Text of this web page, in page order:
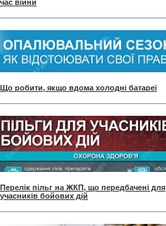
час війни
Що робити, якщо вдома холодні батареї
Перелік пільг на ЖКП, що передбачені для
учасників бойових дій